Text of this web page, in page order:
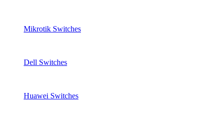
Mikrotik Switches
Dell Switches
Huawei Switches